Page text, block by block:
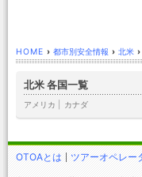
HOME › 都市別安全情報 › 北米 ›
北米 各国一覧
アメリカ カナダ
OTOAとは ツアーオペレー